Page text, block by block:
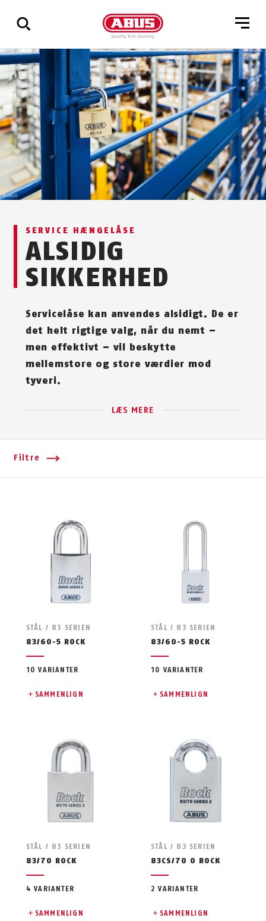
Vis
alle
resultater
SERVICE HÆNGELÅSE
ALSIDIG
SIKKERHED
Servicelåse kan anvendes alsidigt. De er
det helt rigtige valg, når du nemt –
men effektivt – vil beskytte
mellemstore og store værdier mod
tyveri.
LÆS MERE
Filtre
STÅL / 83 SERIEN
83/60-5 ROCK
10 VARIANTER
SAMMENLIGN
STÅL / 83 SERIEN
83/60-5 ROCK
10 VARIANTER
SAMMENLIGN
STÅL / 83 SERIEN
83/70 ROCK
4 VARIANTER
SAMMENLIGN
STÅL / 83 SERIEN
83CS/70 O ROCK
2 VARIANTER
SAMMENLIGN